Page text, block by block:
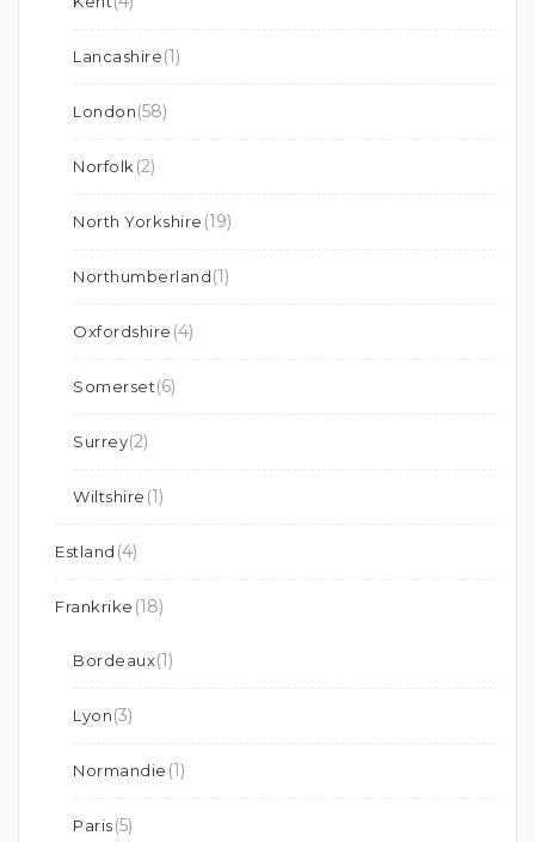
Lancashire(1)
London(58)
Norfolk (2)
North Yorkshire (19)
Northumberland(1)
Oxfordshire (4)
Somerset(6)
Surrey(2)
Wiltshire (1)
Estland (4)
Frankrike (18)
Bordeaux(1)
Lyon(3)
Normandie (1)
Paris(5)